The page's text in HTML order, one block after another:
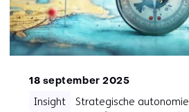
18 september 2025
Insight Strategische autonomie